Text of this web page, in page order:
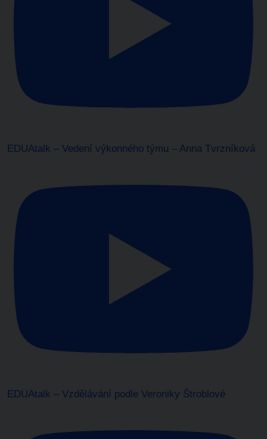
EDUAtalk – Vedení výkonného týmu – Anna Tvrzníková
EDUAtalk – Vzdělávání podle Veroniky Štroblové